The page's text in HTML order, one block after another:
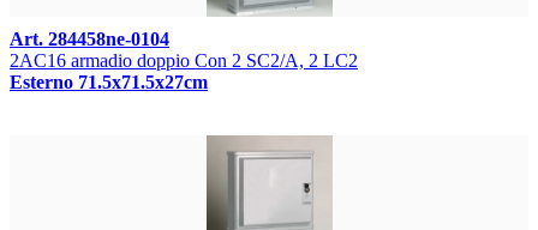
Art. 284458ne-0104
2AC16 armadio doppio Con 2 SC2/A, 2 LC2
Esterno 71.5x71.5x27cm